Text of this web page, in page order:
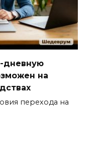
дневную
на
перехода на